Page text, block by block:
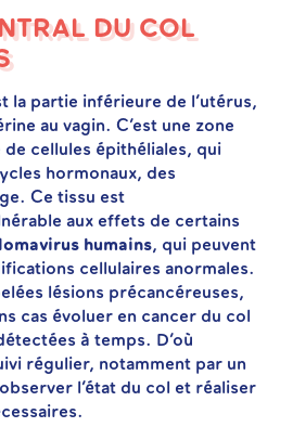
DU COL
la partie inférieure de l’utérus,
au vagin. C’est une zone
cellules épithéliales, qui
hormonaux, des
Ce tissu est
aux effets de certains
humains, qui peuvent
cellulaires anormales.
lésions précancéreuses,
cas évoluer en cancer du col
à temps. D’où
régulier, notamment par un
l’état du col et réaliser